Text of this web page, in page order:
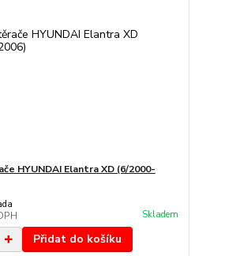
HYUNDAI Elantra XD (6/2000-
Skladem
Přidat do košíku